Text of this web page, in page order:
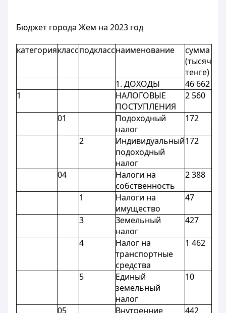
Бюджет города Жем на 2023 год
категорияклассподкласснаименование
сумма
(тысяч
тенге)
1. ДОХОДЫ
46 662
1
НАЛОГОВЫЕ
ПОСТУПЛЕНИЯ
2 560
01
Подоходный
налог
172
2
Индивидуальный
подоходный
налог
172
04
Налоги на
собственность
2 388
1
Налоги на
имущество
47
3
Земельный
налог
427
4
Налог на
транспортные
средства
1 462
5
Единый
земельный
налог
10
05
Внутренние
442